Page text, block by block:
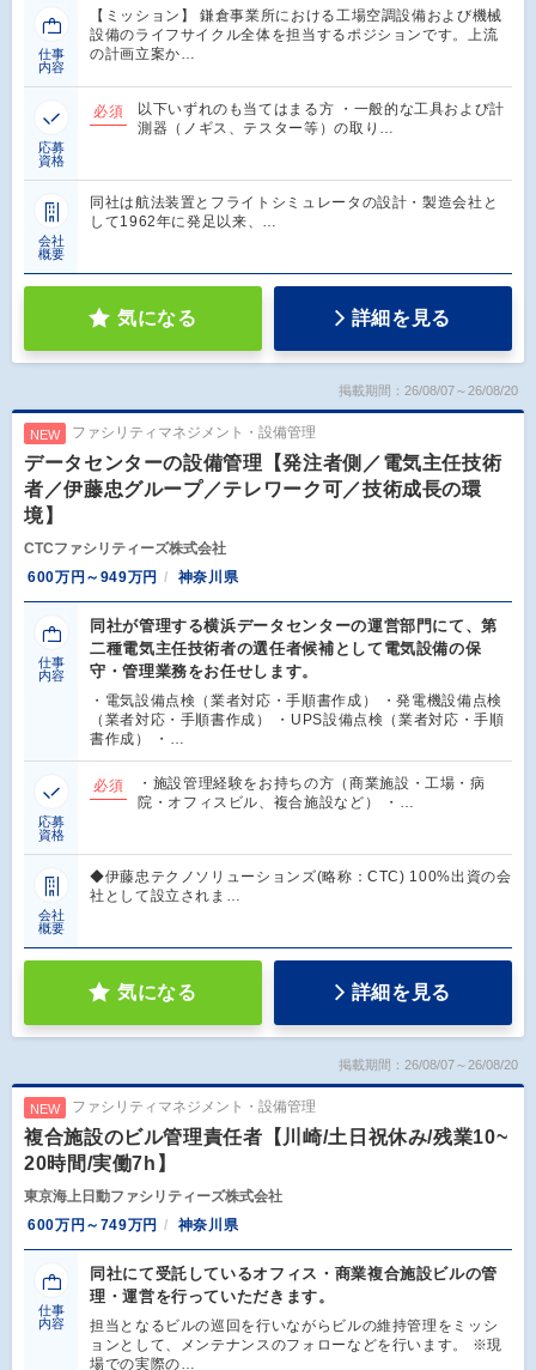
仕事
内容
【ミッション】 鎌倉事業所における工場空調設備および機械
設備のライフサイクル全体を担当するポジションです。上流
の計画立案か…
応募
資格
必須
以下いずれのも当てはまる方 ・一般的な工具および計
測器（ノギス、テスター等）の取り…
会社
概要
同社は航法装置とフライトシミュレータの設計・製造会社と
して1962年に発足以来、…
気になる 詳細を見る
掲載期間：26/08/07～26/08/20
NEW ファシリティマネジメント・設備管理
データセンターの設備管理【発注者側／電気主任技術
者／伊藤忠グループ／テレワーク可／技術成長の環
境】
CTCファシリティーズ株式会社
600万円～949万円
神奈川県
仕事
内容
同社が管理する横浜データセンターの運営部門にて、第
二種電気主任技術者の選任者候補として電気設備の保
守・管理業務をお任せします。
・電気設備点検（業者対応・手順書作成） ・発電機設備点検
（業者対応・手順書作成） ・UPS設備点検（業者対応・手順
書作成） ・…
応募
資格
必須
・施設管理経験をお持ちの方（商業施設・工場・病
院・オフィスビル、複合施設など） ・…
会社
概要
◆伊藤忠テクノソリューションズ(略称：CTC) 100%出資の会
社として設立されま…
気になる 詳細を見る
掲載期間：26/08/07～26/08/20
NEW ファシリティマネジメント・設備管理
複合施設のビル管理責任者【川崎/土日祝休み/残業10~
20時間/実働7h】
東京海上日動ファシリティーズ株式会社
600万円～749万円
神奈川県
仕事
内容
同社にて受託しているオフィス・商業複合施設ビルの管
理・運営を行っていただきます。
担当となるビルの巡回を行いながらビルの維持管理をミッシ
ョンとして、メンテナンスのフォローなどを行います。 ※現
場での実際の…